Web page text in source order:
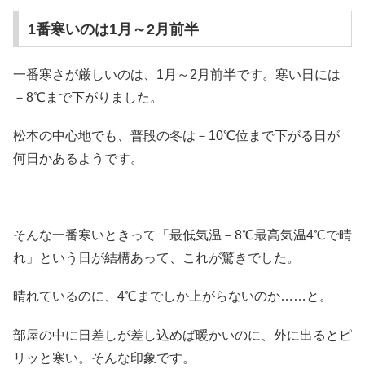
1番寒いのは1月～2月前半
一番寒さが厳しいのは、1月～2月前半です。寒い日には
－8℃まで下がりました。
松本の中心地でも、普段の冬は－10℃位まで下がる日が
何日かあるようです。
そんな一番寒いときって「最低気温－8℃最高気温4℃で晴
れ」という日が結構あって、これが驚きでした。
晴れているのに、4℃までしか上がらないのか……と。
部屋の中に日差しが差し込めば暖かいのに、外に出るとピ
リッと寒い。そんな印象です。